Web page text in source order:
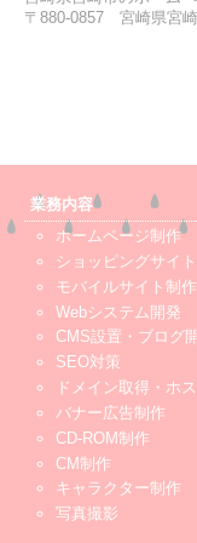
〒880-0857 宮崎県宮
業務内容
ホームページ制作
ショッピングサイ
モバイルサイト制作
Webシステム開発
CMS設置・ブログ
SEO対策
ドメイン取得・ホ
バナー広告制作
CD-ROM制作
CM制作
キャラクター制作
写真撮影